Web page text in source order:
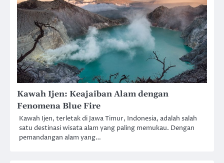
Kawah Ijen: Keajaiban Alam dengan
Fenomena Blue Fire
Kawah Ijen, terletak di Jawa Timur, Indonesia, adalah salah
satu destinasi wisata alam yang paling memukau. Dengan
pemandangan alam yang…